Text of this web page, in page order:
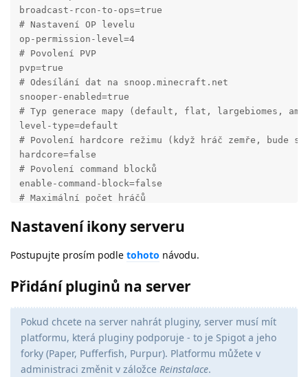
broadcast-rcon-to-ops=true
# Nastavení OP levelu
op-permission-level=4
# Povolení PVP
pvp=true
# Odesílání dat na snoop.minecraft.net
snooper-enabled=true
# Typ generace mapy (default, flat, largebiomes,
level-type=default
# Povolení hardcore režimu (když hráč zemře, bude
hardcore=false
# Povolení command blocků
enable-command-block=false
# Maximální počet hráčů
# Nastavení komprimace packetů (nedoporučuje se
# Resource pack v hashi SHA1
# Maximální velikost světa
max-world-size=29999984
rcon.port=25575
# Server port (neměnit )
server-port= - - - - -
# Server IP (neměnit )
Nastavení ikony serveru
Postupujte prosím podle tohoto návodu.
Přidání pluginů na server
Pokud chcete na server nahrát pluginy, server musí mít
platformu, která pluginy podporuje - to je Spigot a jeho
forky (Paper, Pufferfish, Purpur). Platformu můžete v
administraci změnit v záložce Reinstalace.